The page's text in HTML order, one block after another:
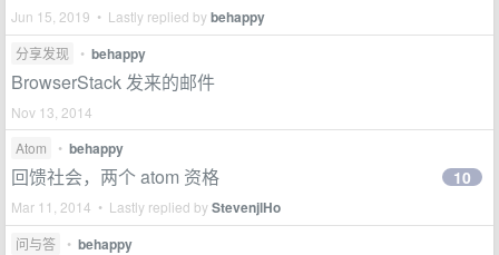
Jun 15, 2019 • Lastly replied bybehappy
分享发现 • behappy
BrowserStack 发来的邮件
Nov 13, 2014
Atom
• behappy
回馈社会，两个 atom 资格
Mar 11, 2014 • Lastly replied byStevenjlHo
10
问与答 • behappy